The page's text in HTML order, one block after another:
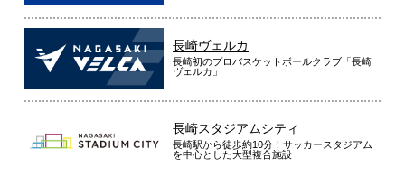
長崎ヴェルカ
長崎初のプロバスケットボールクラブ「長崎
ヴェルカ」
長崎スタジアムシティ
長崎駅から徒歩約10分！サッカースタジアム
を中心とした大型複合施設